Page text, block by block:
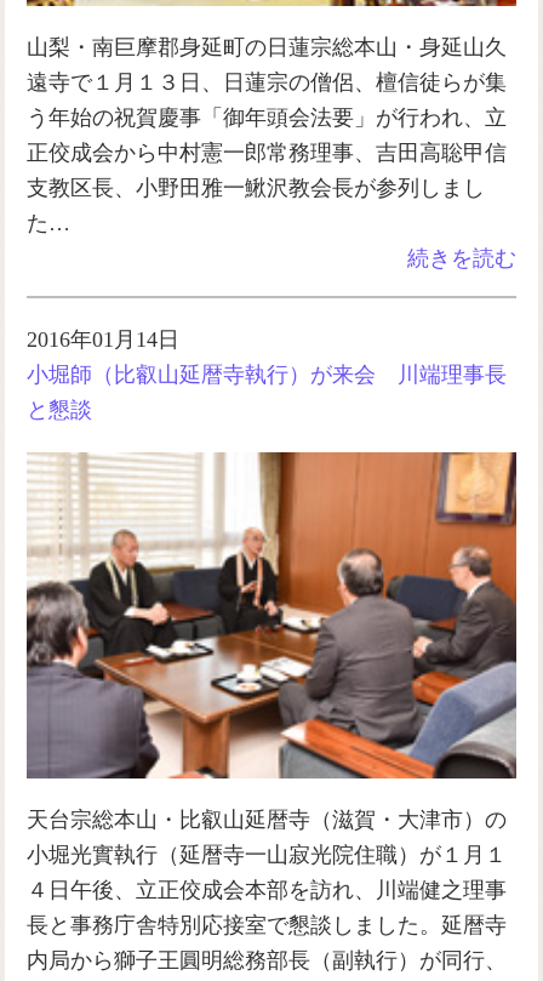
山梨・南巨摩郡身延町の日蓮宗総本山・身延山久
遠寺で１月１３日、日蓮宗の僧侶、檀信徒らが集
う年始の祝賀慶事「御年頭会法要」が行われ、立
正佼成会から中村憲一郎常務理事、吉田高聡甲信
支教区長、小野田雅一鰍沢教会長が参列しまし
た…
続きを読む
2016年01月14日
小堀師（比叡山延暦寺執行）が来会 川端理事長
と懇談
天台宗総本山・比叡山延暦寺（滋賀・大津市）の
小堀光實執行（延暦寺一山寂光院住職）が１月１
４日午後、立正佼成会本部を訪れ、川端健之理事
長と事務庁舎特別応接室で懇談しました。延暦寺
内局から獅子王圓明総務部長（副執行）が同行、